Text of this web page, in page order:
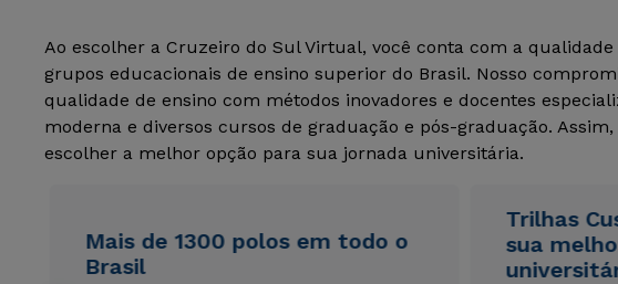
Ao escolher a Cruzeiro do Sul Virtual, você conta com a
grupos educacionais de ensino superior do Brasil. Nosso
qualidade de ensino com métodos inovadores e docentes
moderna e diversos cursos de graduação e pós-graduação.
escolher a melhor opção para sua jornada universitária.
Mais de 1300 polos em todo o
Brasil
Trilhas
sua